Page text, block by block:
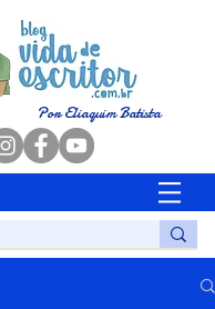
Por Eliaquim Batista